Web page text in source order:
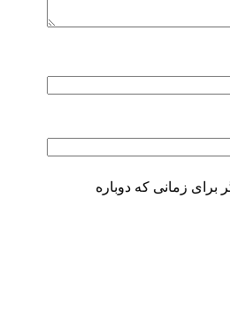
برای زمانی که دوباره